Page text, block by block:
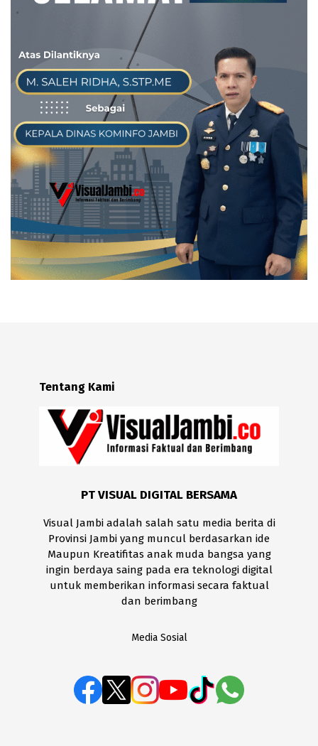
Tentang Kami
PT VISUAL DIGITAL BERSAMA
Visual Jambi adalah salah satu media berita di
Provinsi Jambi yang muncul berdasarkan ide
Maupun Kreatifitas anak muda bangsa yang
ingin berdaya saing pada era teknologi digital
untuk memberikan informasi secara faktual
dan berimbang
Media Sosial